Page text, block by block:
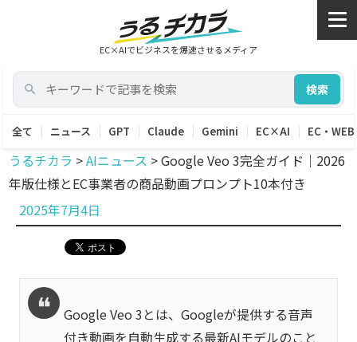
EC×AIでビジネスを爆速させるメディア
検索
全て ニュース GPT Claude Gemini EC×AI EC・WEB
うるチカラ >AIニュース >Google Veo 3完全ガイド｜2026
年版仕様とEC事業者の商品動画プロンプト10本付き
投
稿
2025年7月4日
Google Veo 3とは、Googleが提供する音声
付き動画を自動生成する最新AIモデルのこと